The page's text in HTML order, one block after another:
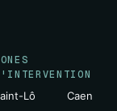
Lô
Caen